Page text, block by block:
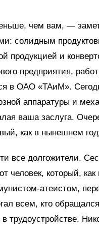
чем вам, —
солидным
продукцией и
предприятия,
в ОАО «ТАиМ».
аппаратуры и
ваша заслуга.
как в нынешнем
все долгожители.
человек, который,
атеистом,
всем, кто
трудоустройстве.